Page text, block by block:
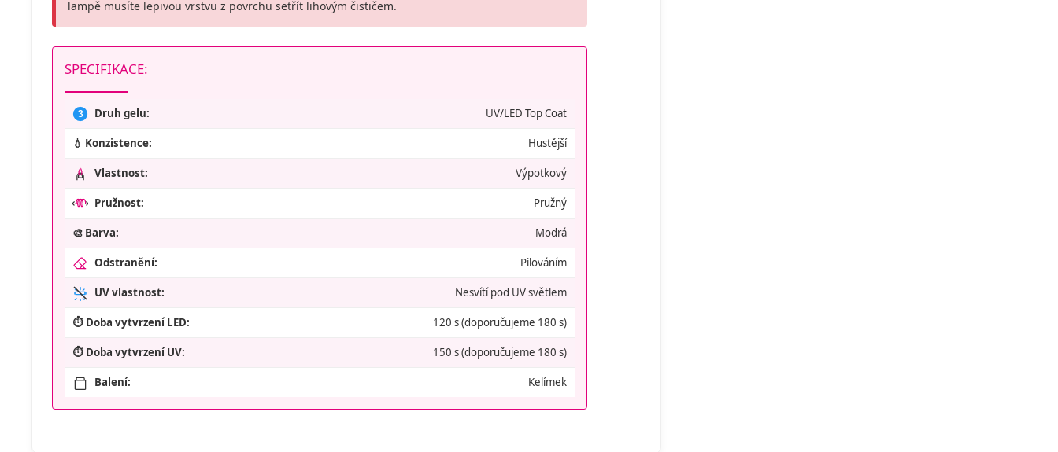
lampě musíte lepivou vrstvu z povrchu setřít lihovým čističem.
SPECIFIKACE:
3 Druh gelu: UV/LED Top Coat
💧 Konzistence: Hustější
Vlastnost: Výpotkový
Pružnost: Pružný
🎨 Barva: Modrá
Odstranění: Pilováním
UV vlastnost: Nesvítí pod UV světlem
⏱️ Doba vytvrzení LED: 120 s (doporučujeme 180 s)
⏱️ Doba vytvrzení UV: 150 s (doporučujeme 180 s)
Balení: Kelímek